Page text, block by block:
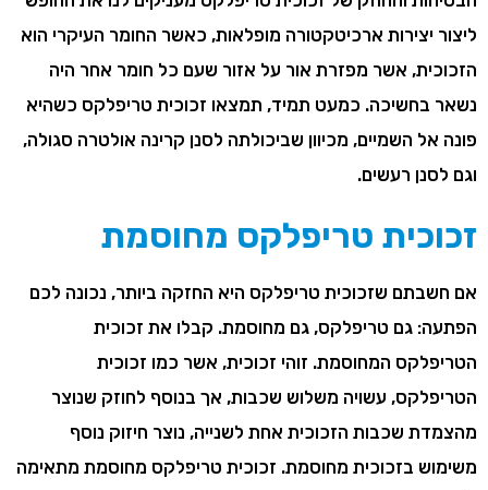
ליצור יצירות ארכיטקטורה מופלאות, כאשר החומר העיקרי הוא
הזכוכית, אשר מפזרת אור על אזור שעם כל חומר אחר היה
נשאר בחשיכה. כמעט תמיד, תמצאו זכוכית טריפלקס כשהיא
פונה אל השמיים, מכיוון שביכולתה לסנן קרינה אולטרה סגולה,
וגם לסנן רעשים.
זכוכית טריפלקס מחוסמת
אם חשבתם שזכוכית טריפלקס היא החזקה ביותר, נכונה לכם
הפתעה: גם טריפלקס, גם מחוסמת. קבלו את זכוכית
הטריפלקס המחוסמת. זוהי זכוכית, אשר כמו זכוכית
הטריפלקס, עשויה משלוש שכבות, אך בנוסף לחוזק שנוצר
מהצמדת שכבות הזכוכית אחת לשנייה, נוצר חיזוק נוסף
משימוש בזכוכית מחוסמת. זכוכית טריפלקס מחוסמת מתאימה